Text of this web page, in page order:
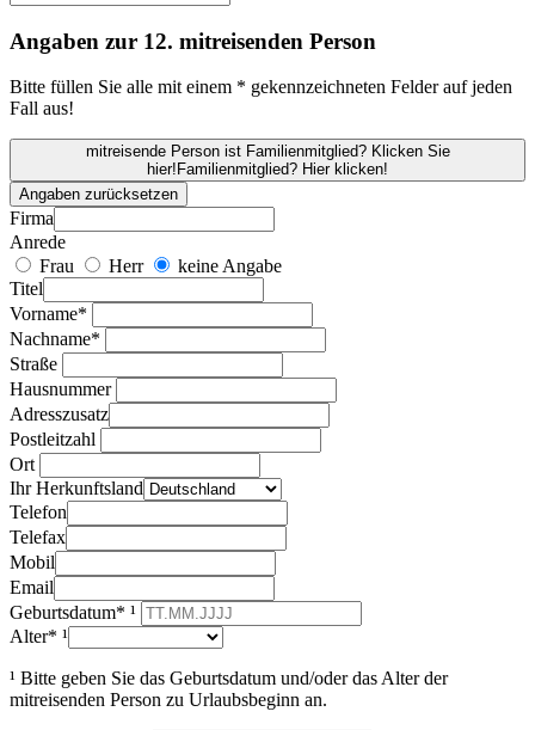
Angaben zur 12. mitreisenden Person
Bitte füllen Sie alle mit einem * gekennzeichneten Felder auf jeden
Fall aus!
mitreisende Person ist Familienmitglied? Klicken Sie
hier! Familienmitglied? Hier klicken!
Angaben zurücksetzen
Firma
Anrede
Frau
Herr
keine Angabe
Titel
Vorname*
Nachname*
Straße
Hausnummer
Adresszusatz
Postleitzahl
Ort
Ihr Herkunftsland
Telefon
Telefax
Mobil
Email
Geburtsdatum* ¹
Alter* ¹
¹ Bitte geben Sie das Geburtsdatum und/oder das Alter der
mitreisenden Person zu Urlaubsbeginn an.